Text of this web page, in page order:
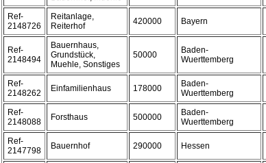
Ref-
2148726
Reitanlage,
Reiterhof
420000 Bayern
Ref-
2148494
Bauernhaus,
Grundstück,
Muehle, Sonstiges
50000
Baden-
Wuerttemberg
Ref-
2148262
Einfamilienhaus 178000
Baden-
Wuerttemberg
Ref-
2148088
Forsthaus 500000
Baden-
Wuerttemberg
Ref-
2147798
Bauernhof 290000 Hessen